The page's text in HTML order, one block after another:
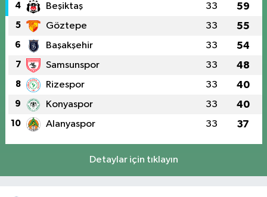
4 Beşiktaş 33 59
5 Göztepe 33 55
6 Başakşehir 33 54
7 Samsunspor 33 48
8 Rizespor 33 40
9 Konyaspor 33 40
10 Alanyaspor 33 37
Detaylar için tıklayın